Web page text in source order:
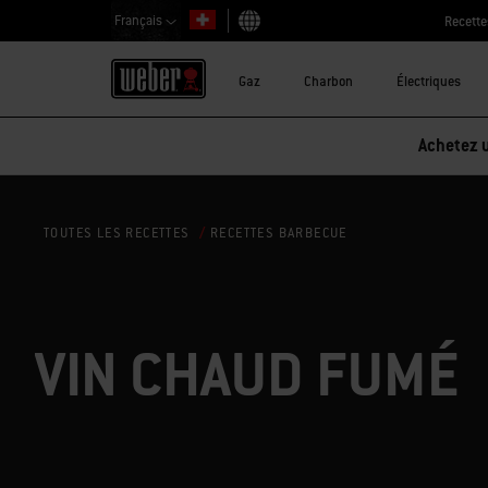
Français
Choisir un pays
Gaz Charbon Électriques
Achetez
TOUTES LES RECETTES RECETTES BARBECUE
VIN CHAUD FUMÉ